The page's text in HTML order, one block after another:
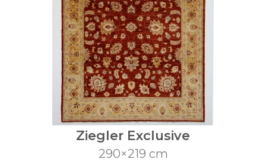
Ziegler Exclusive
290×219 cm